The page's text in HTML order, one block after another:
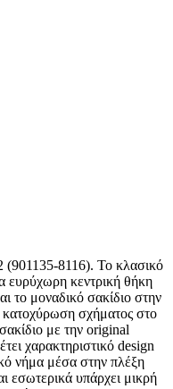
(901135-8116). Το κλασικό
ευρύχωρη κεντρική θήκη
τo μοναδικό σακίδιο στην
κατοχύρωση σχήματος στο
με την original
χαρακτηριστικό design
νήμα μέσα στην πλέξη
εσωτερικά υπάρχει μικρή